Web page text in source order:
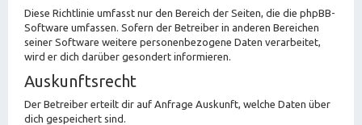
Diese Richtlinie umfasst nur den Bereich der Seiten, die die phpBB-
Software umfassen. Sofern der Betreiber in anderen Bereichen
seiner Software weitere personenbezogene Daten verarbeitet,
wird er dich darüber gesondert informieren.
Auskunftsrecht
Der Betreiber erteilt dir auf Anfrage Auskunft, welche Daten über
dich gespeichert sind.